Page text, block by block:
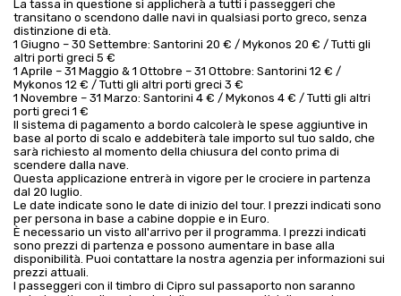
La tassa in questione si applicherà a tutti i passeggeri che
transitano o scendono dalle navi in qualsiasi porto greco, senza
distinzione di età.
1 Giugno – 30 Settembre: Santorini 20 € / Mykonos 20 € / Tutti gli
altri porti greci 5 €
1 Aprile – 31 Maggio & 1 Ottobre – 31 Ottobre: Santorini 12 € /
Mykonos 12 € / Tutti gli altri porti greci 3 €
1 Novembre – 31 Marzo: Santorini 4 € / Mykonos 4 € / Tutti gli altri
porti greci 1 €
Il sistema di pagamento a bordo calcolerà le spese aggiuntive in
base al porto di scalo e addebiterà tale importo sul tuo saldo, che
sarà richiesto al momento della chiusura del conto prima di
scendere dalla nave.
Questa applicazione entrerà in vigore per le crociere in partenza
dal 20 luglio.
Le date indicate sono le date di inizio del tour. I prezzi indicati sono
per persona in base a cabine doppie e in Euro.
È necessario un visto all'arrivo per il programma. I prezzi indicati
sono prezzi di partenza e possono aumentare in base alla
disponibilità. Puoi contattare la nostra agenzia per informazioni sui
prezzi attuali.
I passeggeri con il timbro di Cipro sul passaporto non saranno